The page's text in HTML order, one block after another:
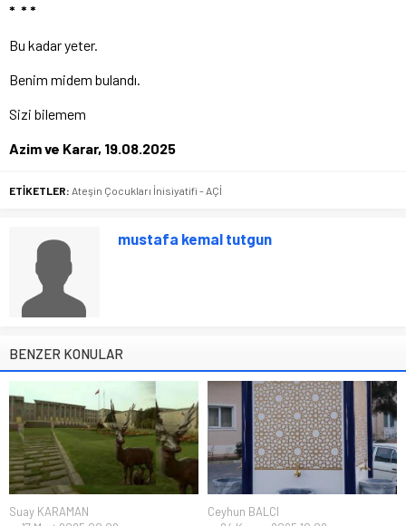
* * *
Bu kadar yeter.
Benim midem bulandı.
Sizi bilemem
Azim ve Karar, 19.08.2025
ETİKETLER: Ateşin Çocukları İnisiyatifi - AÇİ
mustafa kemal tutgun
BENZER KONULAR
Suay KARAMAN
Ceyhun BALCI